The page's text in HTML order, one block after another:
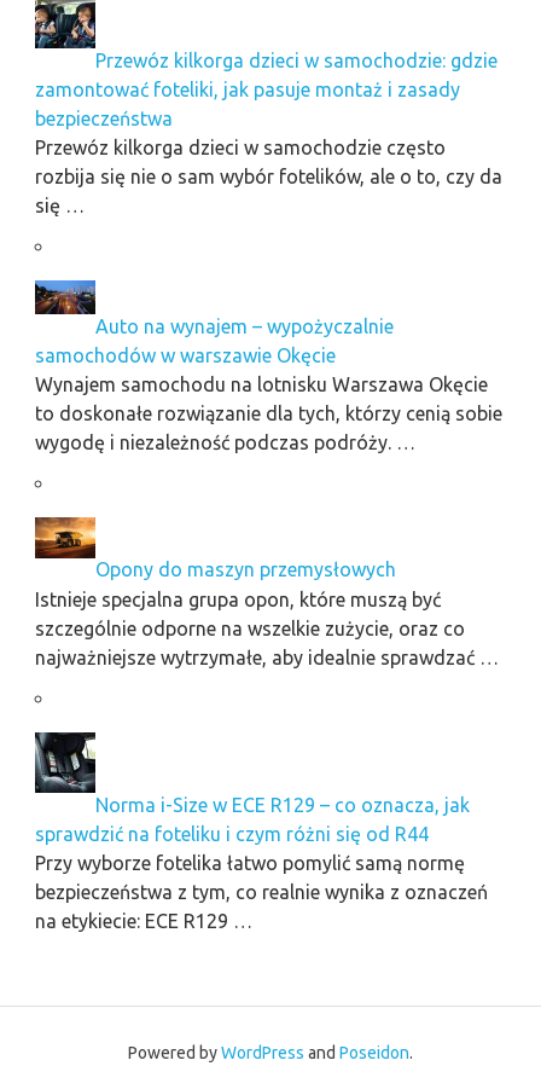
Przewóz kilkorga dzieci w samochodzie: gdzie
zamontować foteliki, jak pasuje montaż i zasady
bezpieczeństwa
Przewóz kilkorga dzieci w samochodzie często
rozbija się nie o sam wybór fotelików, ale o to, czy da
się …
Auto na wynajem – wypożyczalnie
samochodów w warszawie Okęcie
Wynajem samochodu na lotnisku Warszawa Okęcie
to doskonałe rozwiązanie dla tych, którzy cenią sobie
wygodę i niezależność podczas podróży. …
Opony do maszyn przemysłowych
Istnieje specjalna grupa opon, które muszą być
szczególnie odporne na wszelkie zużycie, oraz co
najważniejsze wytrzymałe, aby idealnie sprawdzać …
Norma i-Size w ECE R129 – co oznacza, jak
sprawdzić na foteliku i czym różni się od R44
Przy wyborze fotelika łatwo pomylić samą normę
bezpieczeństwa z tym, co realnie wynika z oznaczeń
na etykiecie: ECE R129 …
Powered byWordPress and Poseidon.